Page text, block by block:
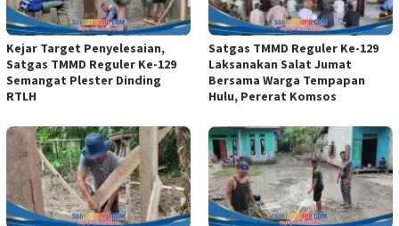
Kejar Target Penyelesaian,
Satgas TMMD Reguler Ke-129
Semangat Plester Dinding
RTLH
Satgas TMMD Reguler Ke-129
Laksanakan Salat Jumat
Bersama Warga Tempapan
Hulu, Pererat Komsos